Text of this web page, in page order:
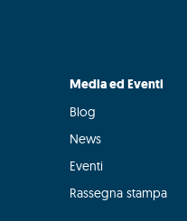
Media ed Eventi
Blog
News
Eventi
Rassegna stampa